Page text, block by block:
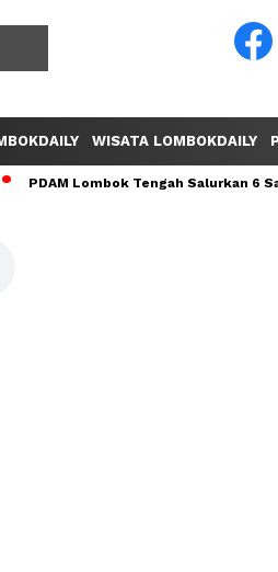
WISATA LOMBOKDAILY
PDAM Lombok Tengah Salurkan 6